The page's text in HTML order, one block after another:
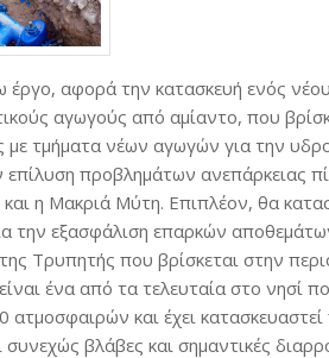
έργο, αφορά την κατασκευή ενός
αγωγούς από αμίαντο, που
με τμήματα νέων αγωγών για την
επίλυση προβλημάτων ανεπάρκειας
η Μακριά Μύτη. Επιπλέον, θα
την εξασφάλιση επαρκών
Τρυπητής που βρίσκεται στην
ένα από τα τελευταία στο νησί
ατμοσφαιρών και έχει
συνεχώς βλάβες και σημαντικές